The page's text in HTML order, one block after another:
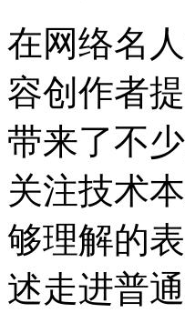
在网络名
容创作者
带来了不
关注技术
够理解的
述走进普通